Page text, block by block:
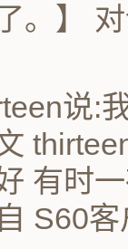
。】
说:
有时
S60客